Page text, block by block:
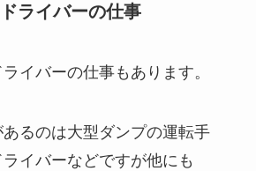
ライバーの仕事
イバーの仕事もあります。
るのは大型ダンプの運転手
イバーなどですが他にも